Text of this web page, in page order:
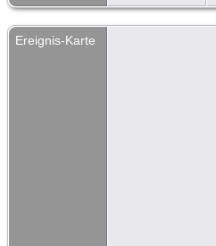
Ereignis-Karte